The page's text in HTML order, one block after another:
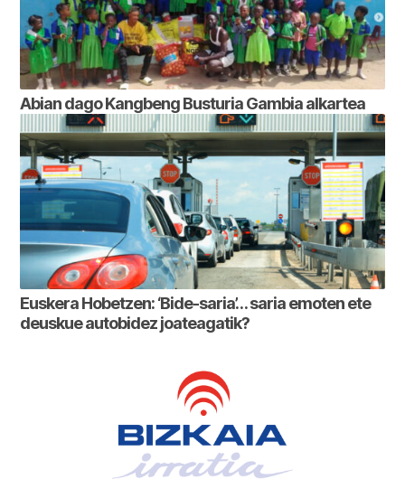
Abian dago Kangbeng Busturia Gambia alkartea
Euskera Hobetzen: ‘Bide-saria’… saria emoten ete
deuskue autobidez joateagatik?